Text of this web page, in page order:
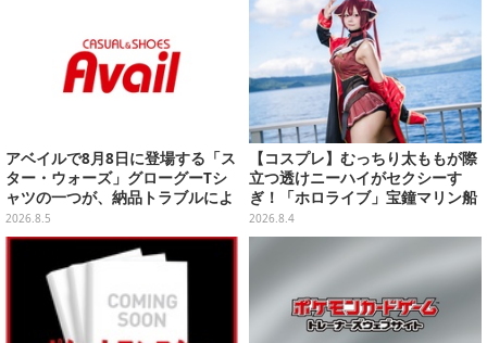
アベイルで8月8日に登場する「ス
ター・ウォーズ」グローグーTシ
ャツの一つが、納品トラブルによ
り販売日変更へ
2026.8.5
【コスプレ】むっちり太ももが際
立つ透けニーハイがセクシーす
ぎ！「ホロライブ」宝鐘マリン船
長が反則級の可愛いへそ出し姿で
魅せる【写真8枚】
2026.8.4